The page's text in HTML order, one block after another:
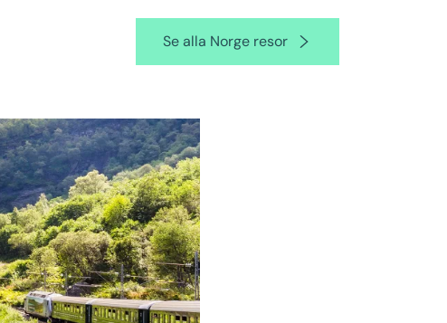
Se alla Norge resor